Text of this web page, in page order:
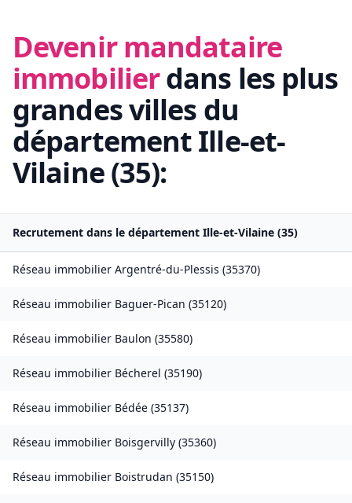
Devenir mandataire
immobilierdans les plus
grandes villes du
départementIlle-et-
Vilaine(35):
Recrutement dans le département Ille-et-Vilaine (35)
Réseau immobilier Argentré-du-Plessis (35370)
Réseau immobilier Baguer-Pican (35120)
Réseau immobilier Baulon (35580)
Réseau immobilier Bécherel (35190)
Réseau immobilier Bédée (35137)
Réseau immobilier Boisgervilly (35360)
Réseau immobilier Boistrudan (35150)